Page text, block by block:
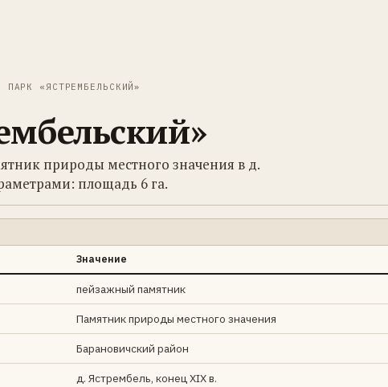
ПАРК «ЯСТРЕМБЕЛЬСКИЙ»
природы местного значения в д.
площадь 6 га.
Значение
пейзажный памятник
Памятник природы местного значения
Барановичский район
д. Ястрембель, конец XIX в.